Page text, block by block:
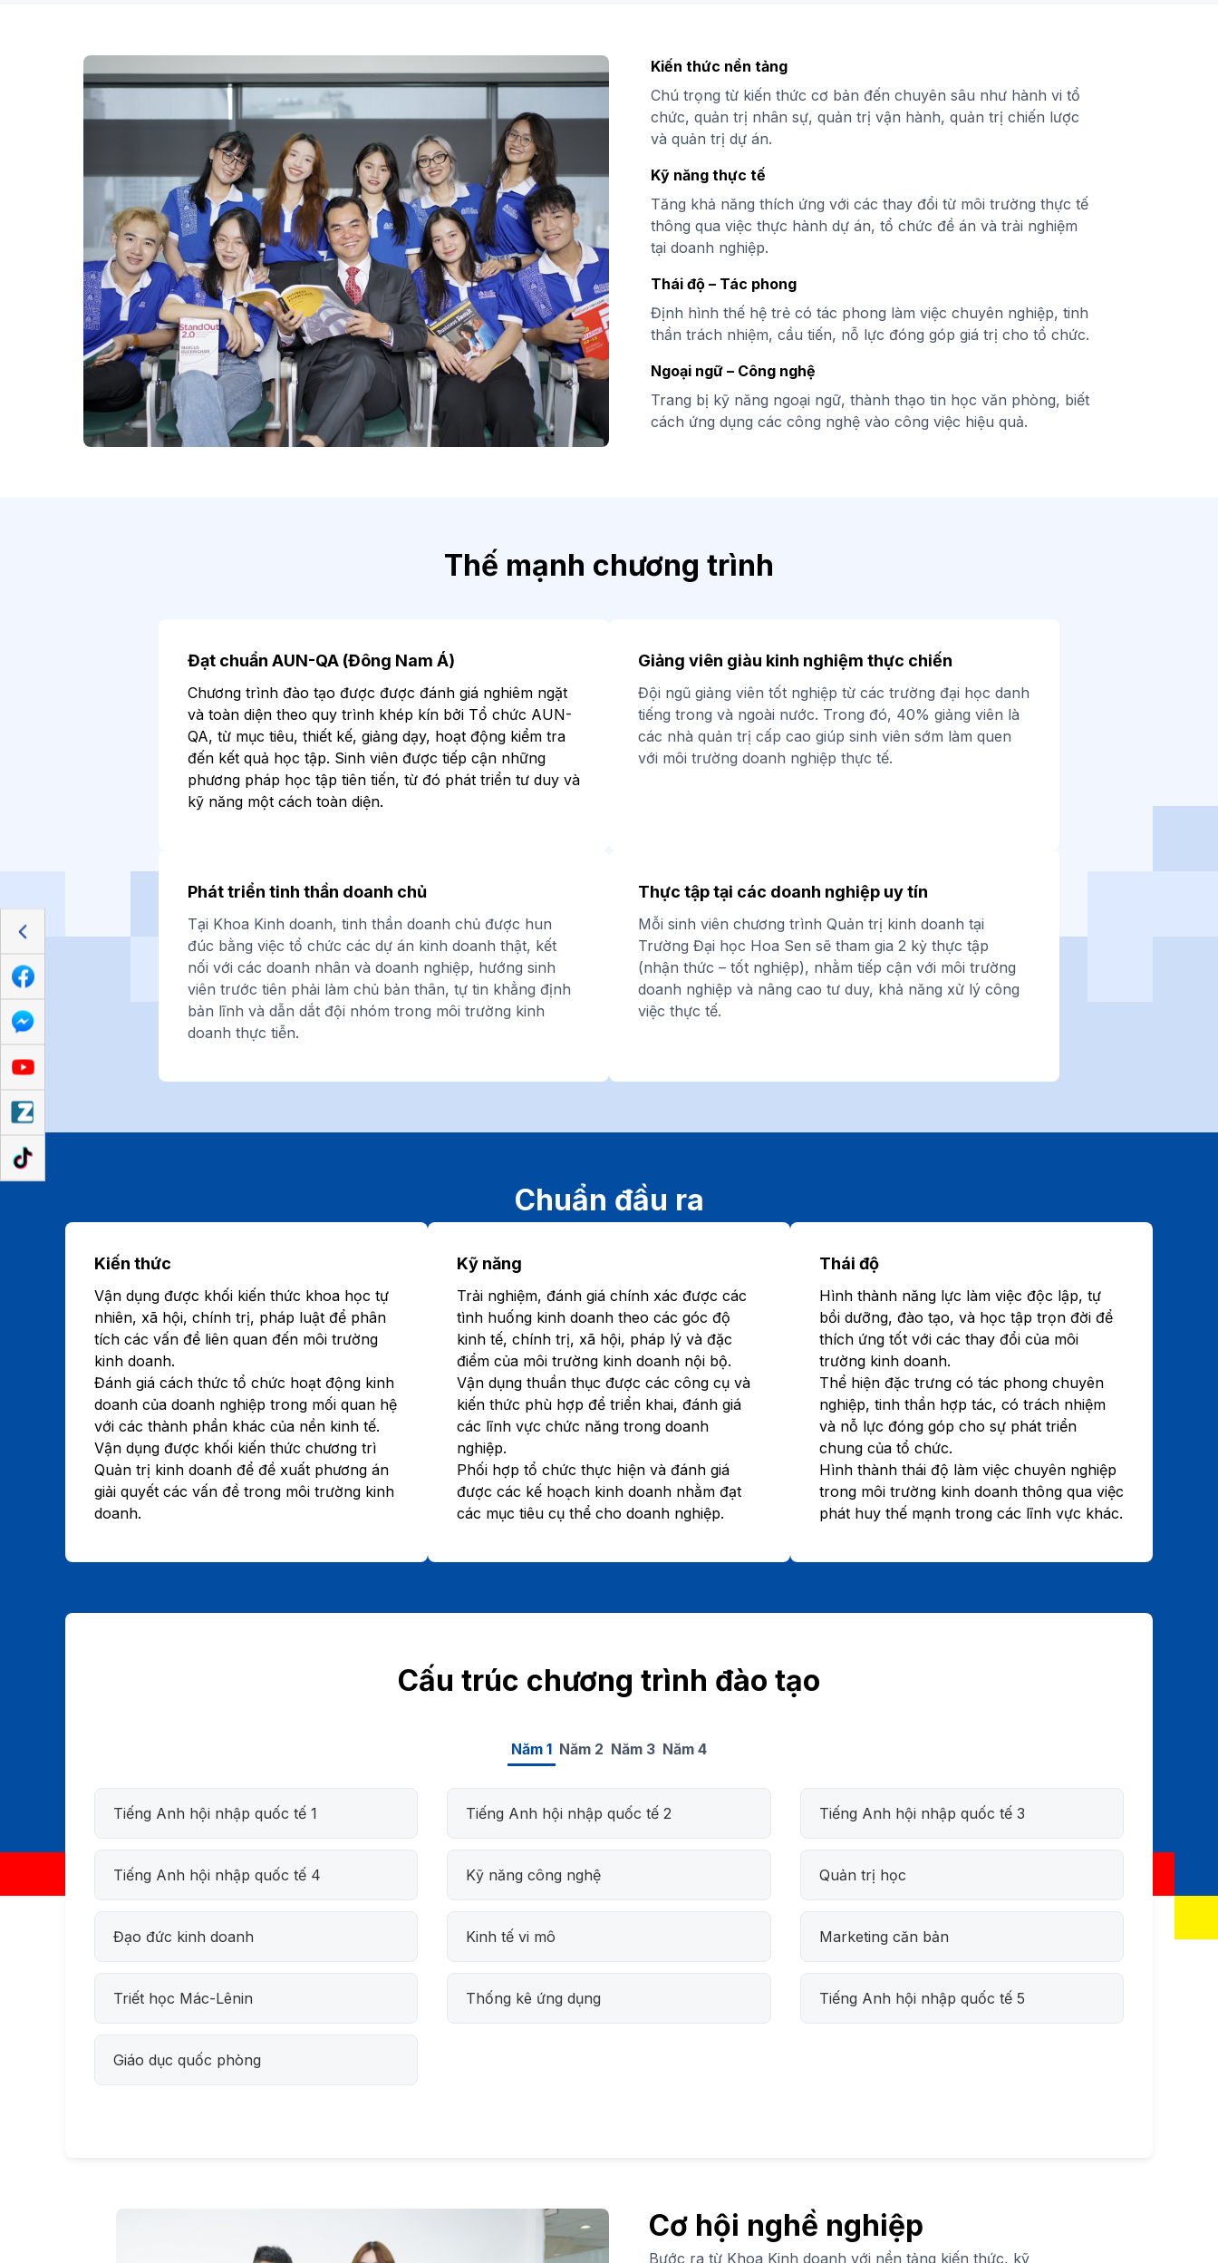
Kiến thức nền tảng
Chú trọng từ kiến thức cơ bản đến chuyên sâu như hành vi tổ
chức, quản trị nhân sự, quản trị vận hành, quản trị chiến lược
và quản trị dự án.
Kỹ năng thực tế
Tăng khả năng thích ứng với các thay đổi từ môi trường thực tế
thông qua việc thực hành dự án, tổ chức đề án và trải nghiệm
tại doanh nghiệp.
Thái độ – Tác phong
Định hình thế hệ trẻ có tác phong làm việc chuyên nghiệp, tinh
thần trách nhiệm, cầu tiến, nỗ lực đóng góp giá trị cho tổ chức.
Ngoại ngữ – Công nghệ
Trang bị kỹ năng ngoại ngữ, thành thạo tin học văn phòng, biết
cách ứng dụng các công nghệ vào công việc hiệu quả.
Thế mạnh chương trình
Đạt chuẩn AUN-QA (Đông Nam Á)
Chương trình đào tạo được được đánh giá nghiêm ngặt
và toàn diện theo quy trình khép kín bởi Tổ chức AUN-
QA, từ mục tiêu, thiết kế, giảng dạy, hoạt động kiểm tra
đến kết quả học tập. Sinh viên được tiếp cận những
phương pháp học tập tiên tiến, từ đó phát triển tư duy và
kỹ năng một cách toàn diện.
Giảng viên giàu kinh nghiệm thực chiến
Đội ngũ giảng viên tốt nghiệp từ các trường đại học danh
tiếng trong và ngoài nước. Trong đó, 40% giảng viên là
các nhà quản trị cấp cao giúp sinh viên sớm làm quen
với môi trường doanh nghiệp thực tế.
Phát triển tinh thần doanh chủ
Tại Khoa Kinh doanh, tinh thần doanh chủ được hun
đúc bằng việc tổ chức các dự án kinh doanh thật, kết
nối với các doanh nhân và doanh nghiệp, hướng sinh
viên trước tiên phải làm chủ bản thân, tự tin khẳng định
bản lĩnh và dẫn dắt đội nhóm trong môi trường kinh
doanh thực tiễn.
Thực tập tại các doanh nghiệp uy tín
Mỗi sinh viên chương trình Quản trị kinh doanh tại
Trường Đại học Hoa Sen sẽ tham gia 2 kỳ thực tập
(nhận thức – tốt nghiệp), nhằm tiếp cận với môi trường
doanh nghiệp và nâng cao tư duy, khả năng xử lý công
việc thực tế.
Chuẩn đầu ra
Kiến thức
Vận dụng được khối kiến thức khoa học tự
nhiên, xã hội, chính trị, pháp luật để phân
tích các vấn đề liên quan đến môi trường
kinh doanh.
Đánh giá cách thức tổ chức hoạt động kinh
doanh của doanh nghiệp trong mối quan hệ
với các thành phần khác của nền kinh tế.
Vận dụng được khối kiến thức chương trì
Quản trị kinh doanh để đề xuất phương án
giải quyết các vấn đề trong môi trường kinh
doanh.
Kỹ năng
Trải nghiệm, đánh giá chính xác được các
tình huống kinh doanh theo các góc độ
kinh tế, chính trị, xã hội, pháp lý và đặc
điểm của môi trường kinh doanh nội bộ.
Vận dụng thuần thục được các công cụ và
kiến thức phù hợp để triển khai, đánh giá
các lĩnh vực chức năng trong doanh
nghiệp.
Phối hợp tổ chức thực hiện và đánh giá
được các kế hoạch kinh doanh nhằm đạt
các mục tiêu cụ thể cho doanh nghiệp.
Thái độ
Hình thành năng lực làm việc độc lập, tự
bồi dưỡng, đào tạo, và học tập trọn đời để
thích ứng tốt với các thay đổi của môi
trường kinh doanh.
Thể hiện đặc trưng có tác phong chuyên
nghiệp, tinh thần hợp tác, có trách nhiệm
và nỗ lực đóng góp cho sự phát triển
chung của tổ chức.
Hình thành thái độ làm việc chuyên nghiệp
trong môi trường kinh doanh thông qua việc
phát huy thế mạnh trong các lĩnh vực khác.
Cấu trúc chương trình đào tạo
Năm 1 Năm 2 Năm 3 Năm 4
Tiếng Anh hội nhập quốc tế 1 Tiếng Anh hội nhập quốc tế 2 Tiếng Anh hội nhập quốc tế 3
Tiếng Anh hội nhập quốc tế 4 Kỹ năng công nghệ Quản trị học
Đạo đức kinh doanh Kinh tế vi mô Marketing căn bản
Triết học Mác-Lênin Thống kê ứng dụng Tiếng Anh hội nhập quốc tế 5
Giáo dục quốc phòng
Cơ hội nghề nghiệp
Bước ra từ Khoa Kinh doanh với nền tảng kiến thức, kỹ